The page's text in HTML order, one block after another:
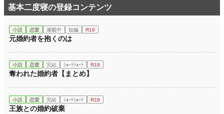
基本二度寝の登録コンテンツ
小説 恋愛 連載中 短編 R18
元婚約者を抱くのは
小説 恋愛 完結 ｼｮｰﾄｼｮｰﾄ R18
奪われた婚約者【まとめ】
小説 恋愛 完結 ｼｮｰﾄｼｮｰﾄ R18
王族との婚約破棄